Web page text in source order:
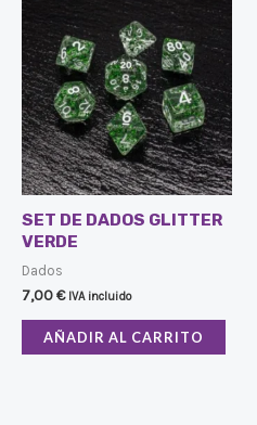
SET DE DADOS GLITTER
VERDE
Dados
7,00€ IVA incluido
AÑADIR AL CARRITO